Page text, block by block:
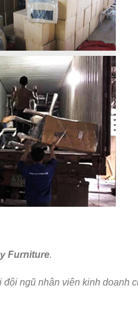
Furniture.
ngũ nhân viên kinh doanh